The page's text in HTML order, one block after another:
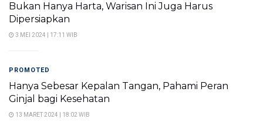
Bukan Hanya Harta, Warisan Ini Juga Harus
Dipersiapkan
3 MEI 2024 | 17:11 WIB
PROMOTED
Hanya Sebesar Kepalan Tangan, Pahami Peran
Ginjal bagi Kesehatan
13 MARET 2024 | 18:02 WIB